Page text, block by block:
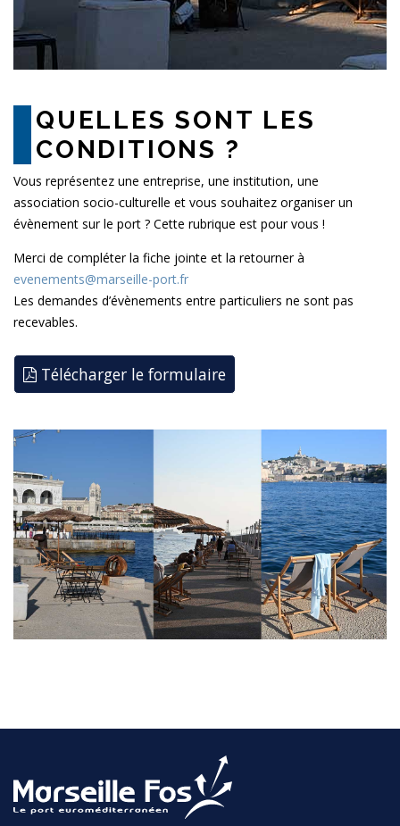
QUELLES SONT LES
CONDITIONS ?
Vous représentez une entreprise, une institution, une
association socio-culturelle et vous souhaitez organiser un
évènement sur le port ? Cette rubrique est pour vous !
Merci de compléter la fiche jointe et la retourner à
evenements@marseille-port.fr
Les demandes d’évènements entre particuliers ne sont pas
recevables.
Télécharger le formulaire